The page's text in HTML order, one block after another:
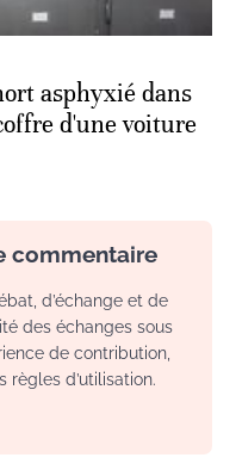
asphyxié dans
d'une voiture
commentaire
d’échange et de
des échanges sous
de contribution,
règles d’utilisation.